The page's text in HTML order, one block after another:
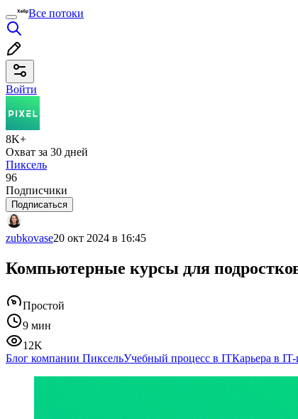
Все потоки
Войти
8K+
Охват за 30 дней
Пиксель
96
Подписчики
Подписаться
zubkovase20 окт 2024 в 16:45
Компьютерные курсы для
Простой
9 мин
12K
Блог компании ПиксельУчебный процесс в ITКарьера в